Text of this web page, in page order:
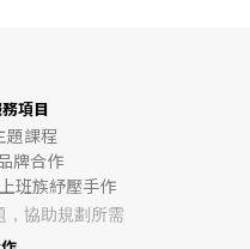
項目
題課程
牌合作
班族紓壓手作
，協助規劃所需